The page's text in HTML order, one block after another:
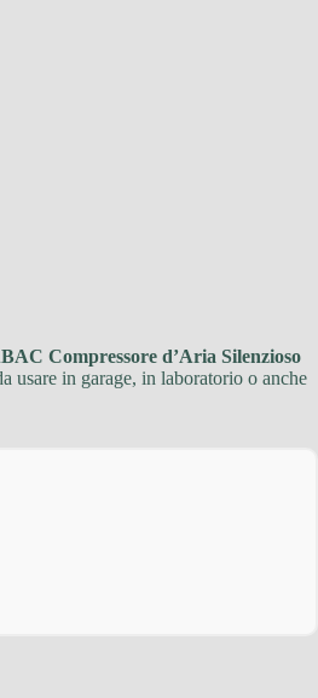
Compressore d’Aria Silenzioso
usare in garage, in laboratorio o anche